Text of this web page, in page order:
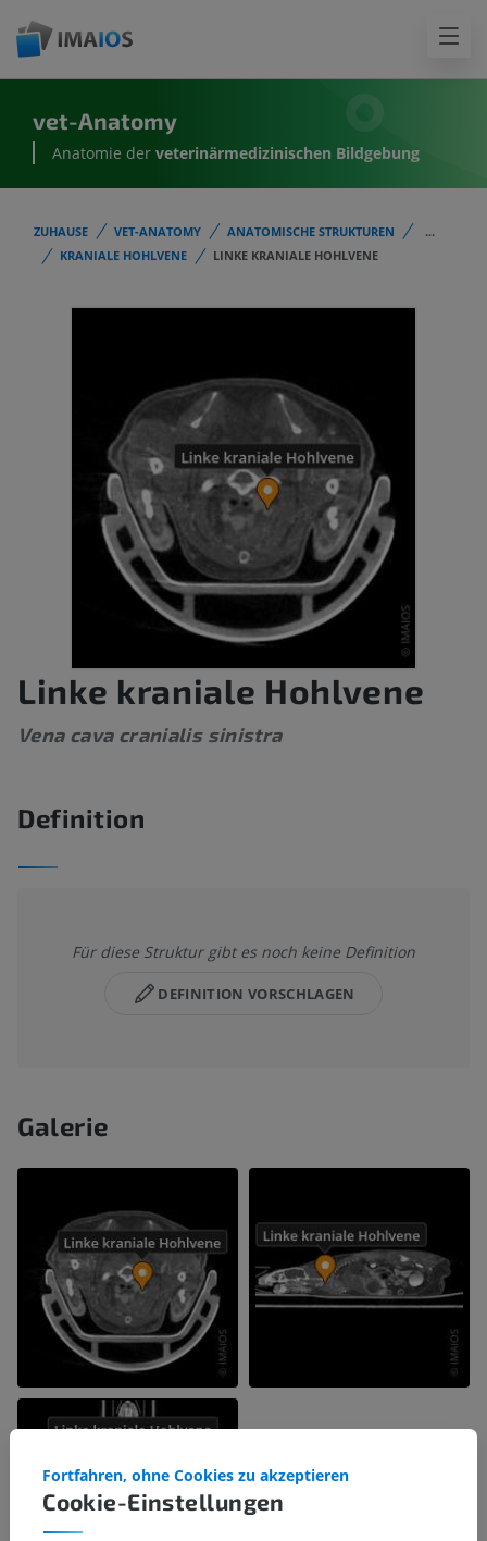
vet-Anatomy
Anatomie der veterinärmedizinischen Bildgebung
ZUHAUSE VET-ANATOMY ANATOMISCHE STRUKTUREN
...
KRANIALE HOHLVENE
LINKE KRANIALE HOHLVENE
Linke kraniale Hohlvene
Vena cava cranialis sinistra
Definition
Für diese Struktur gibt es noch keine Definition
DEFINITION VORSCHLAGEN
Galerie
Cookie-Einstellungen
Fortfahren, ohne Cookies zu akzeptieren